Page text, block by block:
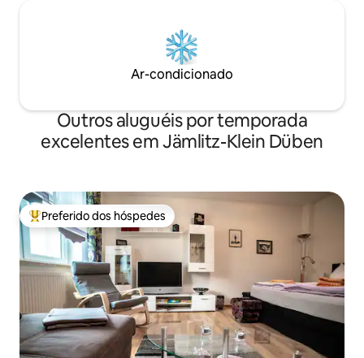
Ar-condicionado
Outros aluguéis por temporada
excelentes em Jämlitz-Klein Düben
Entre os melhores preferidos dos hóspedes
Preferido dos hóspedes